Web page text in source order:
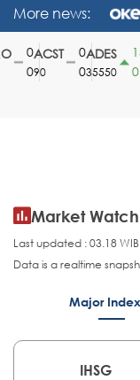
More news:
ACST
90
ADES
35550
150
Market Watch
Last updated : 03.18
Data is a realtime
Major
IHSG